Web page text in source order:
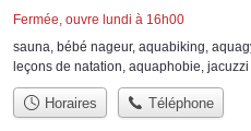
Fermée, ouvre lundi à 16h00
sauna, bébé nageur, aquabiking,
leçons de natation, aquaphobie, jacuzzi
Horaires Téléphone